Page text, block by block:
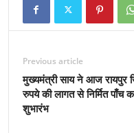
Previous article
मुख्यमंत्री साय ने आज
रुपये की लागत से निर्मित पाँच
शुभारंभ